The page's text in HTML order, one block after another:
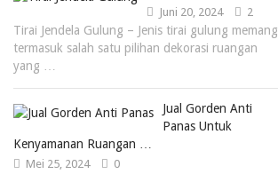
Juni 20, 2024 2
Tirai Jendela Gulung – Jenis tirai gulung memang
termasuk salah satu pilihan dekorasi ruangan
yang …
Jual Gorden Anti
Panas Untuk
Kenyamanan Ruangan …
Mei 25, 2024 0